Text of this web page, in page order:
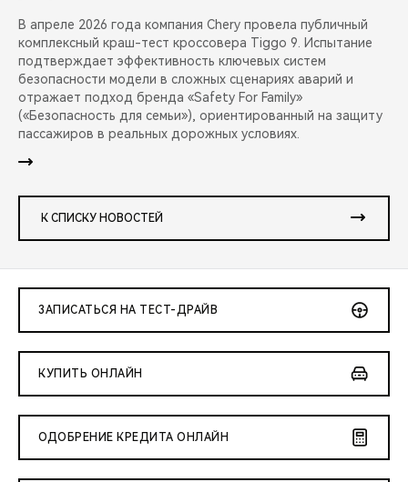
В апреле 2026 года компания Chery провела публичный
комплексный краш-тест кроссовера Tiggo 9. Испытание
подтверждает эффективность ключевых систем
безопасности модели в сложных сценариях аварий и
отражает подход бренда «Safety For Family»
(«Безопасность для семьи»), ориентированный на защиту
пассажиров в реальных дорожных условиях.
К СПИСКУ НОВОСТЕЙ
ЗАПИСАТЬСЯ НА ТЕСТ-ДРАЙВ
КУПИТЬ ОНЛАЙН
ОДОБРЕНИЕ КРЕДИТА ОНЛАЙН